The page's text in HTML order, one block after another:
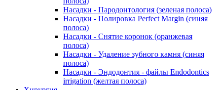
Насадки - Пародонтология (зеленая полоса)
Насадки - Полировка Perfect Margin (синяя
полоса)
Насадки - Снятие коронок (оранжевая
полоса)
Насадки - Удаление зубного камня (синяя
полоса)
Насадки - Эндодонтия - файлы Endodontics
irrigation (желтая полоса)